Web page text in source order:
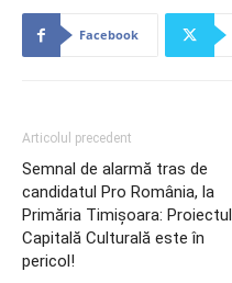
Facebook
Articolul precedent
Semnal de alarmă tras de
candidatul Pro România, la
Primăria Timișoara: Proiectul
Capitală Culturală este în
pericol!